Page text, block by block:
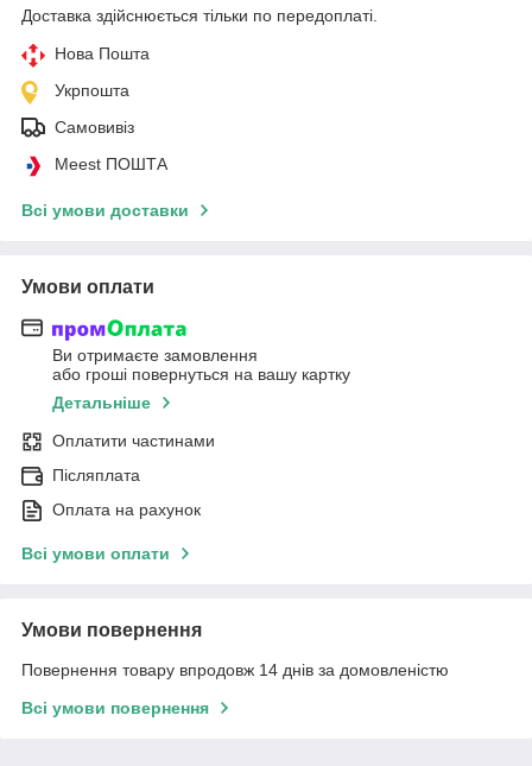
Доставка здійснюється тільки по передоплаті.
Нова Пошта
Укрпошта
Самовивіз
Meest ПОШТА
Всі умови доставки
Умови оплати
Ви отримаєте замовлення
або гроші повернуться на вашу картку
Детальніше
Оплатити частинами
Післяплата
Оплата на рахунок
Всі умови оплати
Умови повернення
Повернення товару впродовж 14 днів за домовленістю
Всі умови повернення